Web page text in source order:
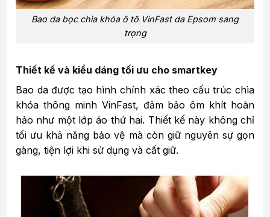
Bao da bọc chìa khóa ô tô VinFast da Epsom sang
trọng
Thiết kế và kiểu dáng tối ưu cho smartkey
Bao da được tạo hình chính xác theo cấu trúc chìa
khóa thông minh VinFast, đảm bảo ôm khít hoàn
hảo như một lớp áo thứ hai. Thiết kế này không chỉ
tối ưu khả năng bảo vệ mà còn giữ nguyên sự gọn
gàng, tiện lợi khi sử dụng và cất giữ.